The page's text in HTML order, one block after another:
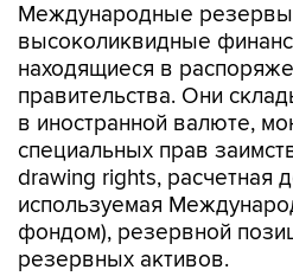
Международные резервы
высоколиквидные
находящиеся в
правительства. Они
в иностранной валюте,
специальных прав
drawing rights, расчетная
используемая
фондом), резервной
резервных активов.